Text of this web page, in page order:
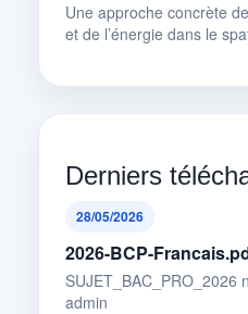
Une approche concrète
et de l’énergie dans le
Derniers
28/05/2026
2026-BCP-
SUJET_BAC_PRO_2026
admin